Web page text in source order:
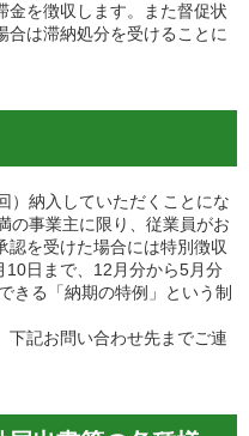
金を徴収します。また督促状
合は滞納処分を受けることに
）納入していただくことにな
の事業主に限り、従業員がお
認を受けた場合には特別徴収
日まで、12月分から5月分
きる「納期の特例」という制
下記お問い合わせ先までご連